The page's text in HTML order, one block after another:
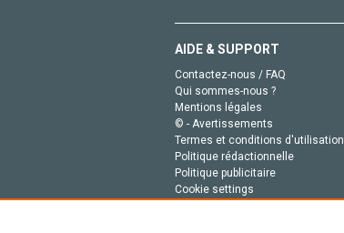
AIDE & SUPPORT
Contactez-nous / FAQ
Qui sommes-nous ?
Mentions légales
© - Avertissements
Termes et conditions d'utilisation
Politique rédactionnelle
Politique publicitaire
Cookie settings